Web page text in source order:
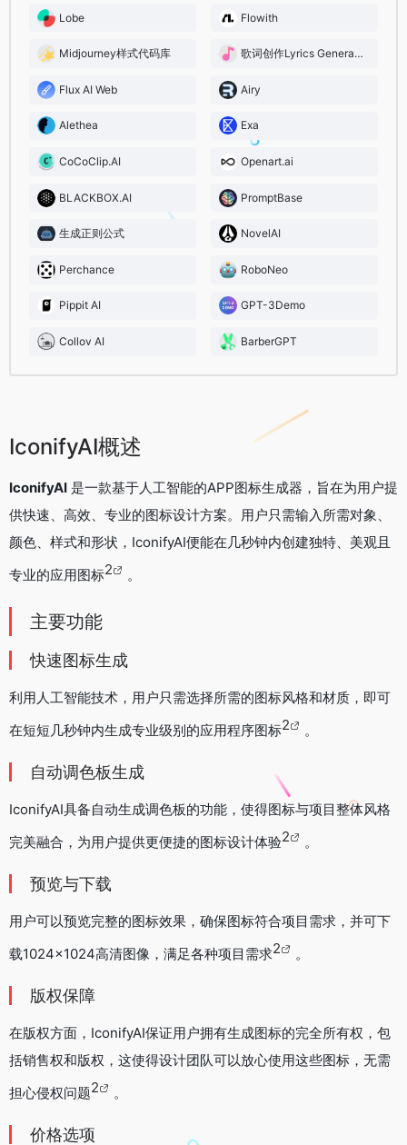
Lobe Flowith
Midjourney样式代码库 歌词创作Lyrics Generator
Flux AI Web Airy
Alethea Exa
CoCoClip.AI Openart.ai
BLACKBOX.AI PromptBase
生成正则公式 NovelAI
Perchance RoboNeo
Pippit AI GPT-3Demo
Collov AI BarberGPT
IconifyAI概述
IconifyAI 是一款基于人工智能的APP图标生成器，旨在为用户提
供快速、高效、专业的图标设计方案。用户只需输入所需对象、
颜色、样式和形状，IconifyAI便能在几秒钟内创建独特、美观且
专业的应用图标2 。
主要功能
快速图标生成
利用人工智能技术，用户只需选择所需的图标风格和材质，即可
在短短几秒钟内生成专业级别的应用程序图标2 。
自动调色板生成
IconifyAI具备自动生成调色板的功能，使得图标与项目整体风格
完美融合，为用户提供更便捷的图标设计体验2 。
预览与下载
用户可以预览完整的图标效果，确保图标符合项目需求，并可下
载1024×1024高清图像，满足各种项目需求2 。
版权保障
在版权方面，IconifyAI保证用户拥有生成图标的完全所有权，包
括销售权和版权，这使得设计团队可以放心使用这些图标，无需
担心侵权问题2 。
价格选项